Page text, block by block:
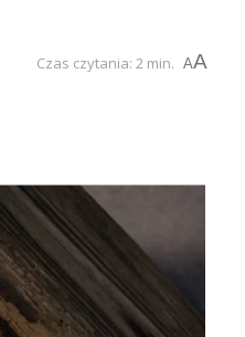
Czas czytania: 2 min. AA